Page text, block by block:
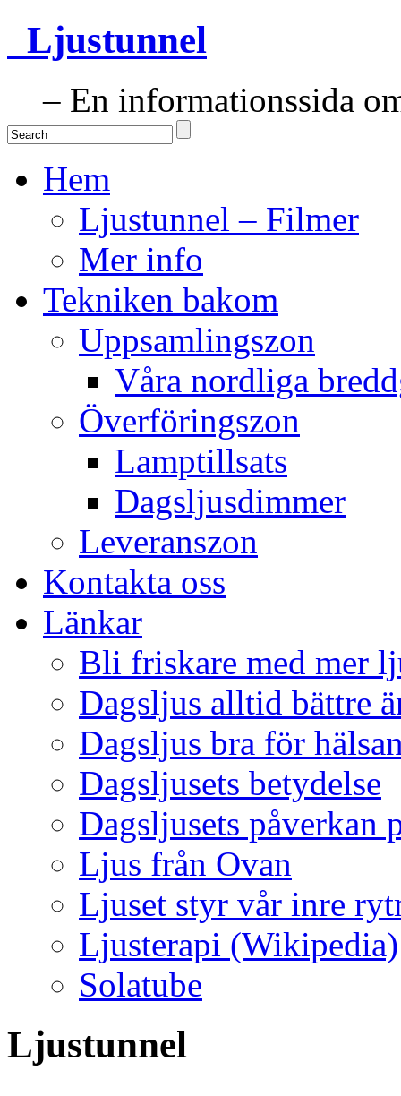
Ljustunnel
– En informationssida
Hem
Ljustunnel – Filmer
Mer info
Tekniken bakom
Uppsamlingszon
Våra nordliga
Överföringszon
Lamptillsats
Dagsljusdimmer
Leveranszon
Kontakta oss
Länkar
Bli friskare med mer
Dagsljus alltid bättre
Dagsljus bra för
Dagsljusets betydelse
Dagsljusets påverkan
Ljus från Ovan
Ljuset styr vår inre
Ljusterapi (Wikipedia)
Solatube
Ljustunnel